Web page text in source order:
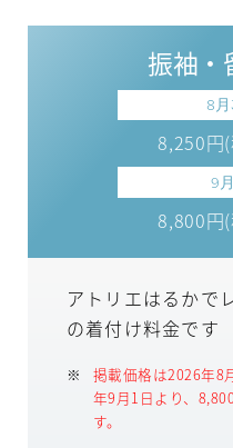
振袖・
8
8,250円
9
8,800円
アトリエはるかで
の着付け料金です
掲載価格は2026年8
年9月1日より、
す。